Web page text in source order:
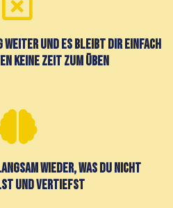
und es bleibt dir einfach
keine Zeit zum Üben
wieder, Was du nicht
und vertiefst